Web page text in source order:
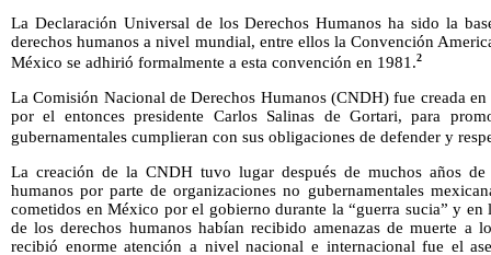
La Declaración Universal de los Derechos Humanos ha sido la
derechos humanos a nivel mundial, entre ellos la Convención
México se adhirió formalmente a esta convención en 1981.2
La Comisión Nacional de Derechos Humanos (CNDH) fue creada
por el entonces presidente Carlos Salinas de Gortari, para
gubernamentales cumplieran con sus obligaciones de defender y
La creación de la CNDH tuvo lugar después de muchos años
humanos por parte de organizaciones no gubernamentales
cometidos en México por el gobierno durante la “guerra sucia” y en
de los derechos humanos habían recibido amenazas de muerte a
recibió enorme atención a nivel nacional e internacional fue el